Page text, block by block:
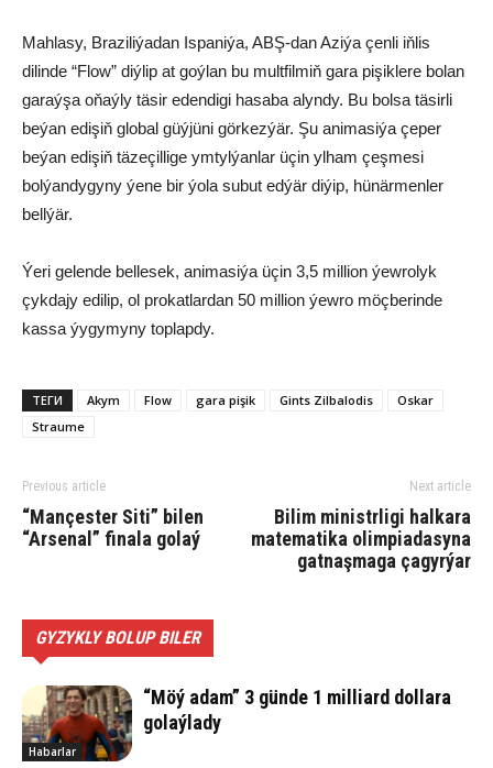
Mahlasy, Braziliýadan Ispaniýa, ABŞ-dan Aziýa çenli iňlis
dilinde “Flow” diýlip at goýlan bu multfilmiň gara pişiklere bolan
garaýşa oňaýly täsir edendigi hasaba alyndy. Bu bolsa täsirli
beýan edişiň global güýjüni görkezýär. Şu animasiýa çeper
beýan edişiň täzeçillige ymtylýanlar üçin ylham çeşmesi
bolýandygyny ýene bir ýola subut edýär diýip, hünärmenler
bellýär.
Ýeri gelende bellesek, animasiýa üçin 3,5 million ýewrolyk
çykdajy edilip, ol prokatlardan 50 million ýewro möçberinde
kassa ýygymyny toplapdy.
ТЕГИ Akym Flow gara pişik Gints Zilbalodis
Oskar
Straume
Previous article
“Mançester Siti” bilen
“Arsenal” finala golaý
Next article
Bilim ministrligi halkara
matematika olimpiadasyna
gatnaşmaga çagyrýar
GYZYKLY BOLUP BILER
Habarlar
“Möý adam” 3 günde 1 milliard dollara
golaýlady